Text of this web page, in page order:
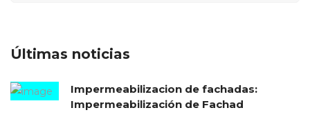
Últimas noticias
Impermeabilizacion de fachadas:
Impermeabilización de Fachad